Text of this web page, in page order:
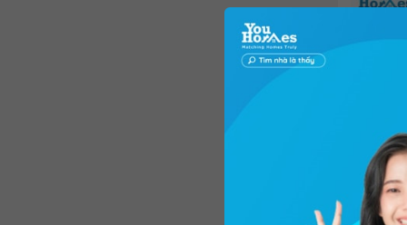
Cityở
năm
Việt